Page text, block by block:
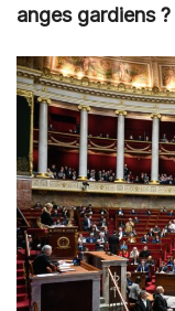
anges gardiens ?